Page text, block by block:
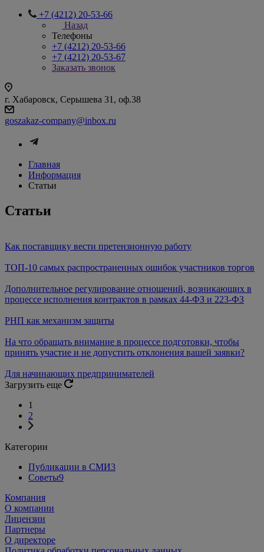
+7 (4212) 20-53-66
Назад
Телефоны
+7 (4212) 20-53-66
+7 (4212) 20-53-67
Заказать звонок
г. Хабаровск, Серышева 31, оф.38
goszakaz-company@inbox.ru
Главная
Информация
Статьи
Статьи
Как поставщику вести претензионную работу
ТОП-10 самых распространенных ошибок участников торгов
Дополнительное регулирование отношений, возникающих в
процессе исполнения контрактов в рамках 44-ФЗ и 223-ФЗ
РНП как механизм защиты
На что обращать внимание в процессе подготовки, чтобы
принять участие и не допустить отклонения вашей заявки?
Для начинающих предпринимателей
Загрузить еще
1
2
Категории
Публикации в СМИ3
Советы9
Компания
О компании
Лицензии
Партнеры
О директоре